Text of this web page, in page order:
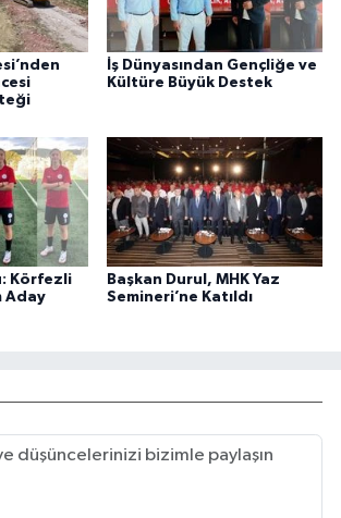
İş Dünyasından Gençliğe ve
Kültüre Büyük Destek
Körfezli
Aday
Başkan Durul, MHK Yaz
Semineri’ne Katıldı